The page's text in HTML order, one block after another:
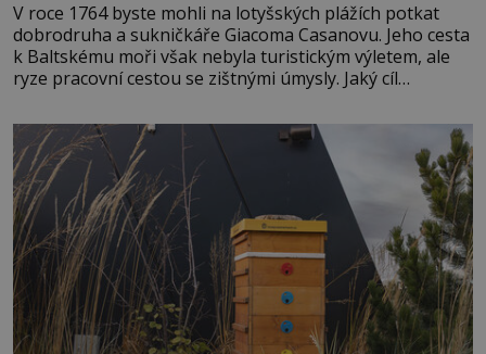
V roce 1764 byste mohli na lotyšských plážích potkat
dobrodruha a sukničkáře Giacoma Casanovu. Jeho cesta
k Baltskému moři však nebyla turistickým výletem, ale
ryze pracovní cestou se zištnými úmysly. Jaký cíl
lotyšské Rigy? Casanova v Pobaltí kontaktoval tamní
zednářské lóže. Nebyl v této oblasti žádným nováčkem,
protože do zednářské